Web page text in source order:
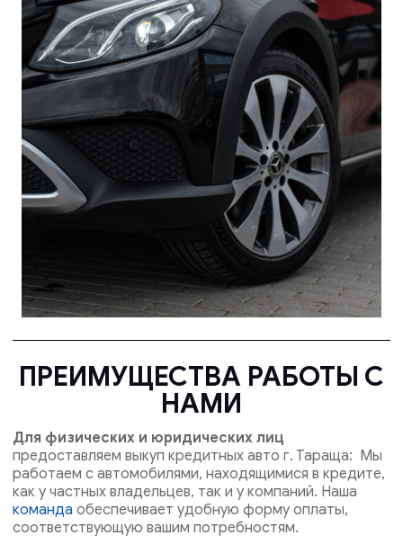
ПРЕИМУЩЕСТВА РАБОТЫ С
НАМИ
Для физических и юридических лиц
предоставляем выкуп кредитных авто г. Тараща: Мы
работаем с автомобилями, находящимися в кредите,
как у частных владельцев, так и у компаний. Наша
командаобеспечивает удобную форму оплаты,
соответствующую вашим потребностям.